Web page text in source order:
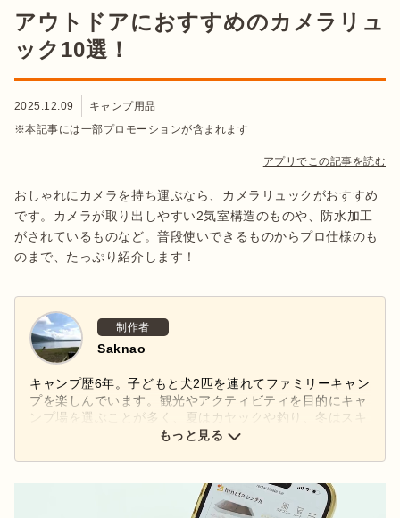
アウトドアにおすすめのカメラリュ
ック10選！
2025.12.09
キャンプ用品
※本記事には一部プロモーションが含まれます
アプリでこの記事を読む
おしゃれにカメラを持ち運ぶなら、カメラリュックがおすすめ
です。カメラが取り出しやすい2気室構造のものや、防水加工
がされているものなど。普段使いできるものからプロ仕様のも
のまで、たっぷり紹介します！
制作者
Saknao
キャンプ歴6年。子どもと犬2匹を連れてファミリーキャン
プを楽しんでいます。観光やアクティビティを目的にキャ
ンプ場を選ぶことが多く、夏はカヤックや釣り、冬はスキ
ーも一緒に楽しんでいます。好きなアウトドアブランドは
もっと見る